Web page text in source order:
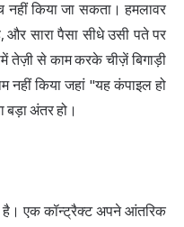
नहीं किया जा सकता। हमलावर
सारा पैसा सीधे उसी पते पर
तेज़ी से काम करके चीज़ें बिगाड़ी
किया जहां "यह कंपाइल हो
बड़ा अंतर हो।
है। एक कॉन्ट्रैक्ट अपने आंतरिक